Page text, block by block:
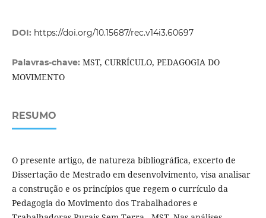
DOI: https://doi.org/10.15687/rec.v14i3.60697
Palavras-chave: MST, CURRÍCULO, PEDAGOGIA DO
MOVIMENTO
RESUMO
O presente artigo, de natureza bibliográfica, excerto de
Dissertação de Mestrado em desenvolvimento, visa analisar
a construção e os princípios que regem o currículo da
Pedagogia do Movimento dos Trabalhadores e